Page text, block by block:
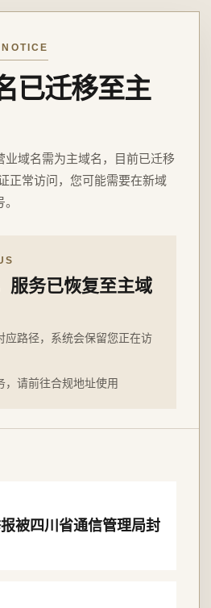
已迁移至主
业域名需为主域名，目前已迁移
正常访问，您可能需要在新域
服务已恢复至主域
应路径，系统会保留您正在访
，请前往合规地址使用
被四川省通信管理局封